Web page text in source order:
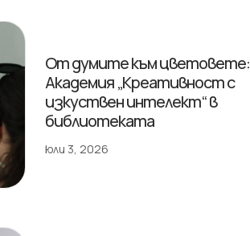
От думите към цветовете:
Академия „Креативност с
изкуствен интелект“ в
библиотеката
юли 3, 2026